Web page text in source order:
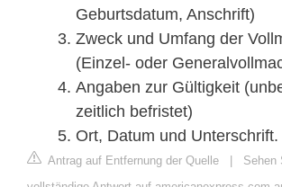
Geburtsdatum, Anschrift)
Zweck und Umfang der
(Einzel- oder
Angaben zur Gültigkeit
zeitlich befristet)
Ort, Datum und Unterschrift.
Antrag auf Entfernung der Quelle | Sehen